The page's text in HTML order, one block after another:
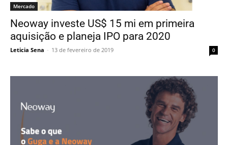
Mercado
Neoway investe US$ 15 mi em primeira
aquisição e planeja IPO para 2020
Leticia Sena - 13 de fevereiro de 2019 0